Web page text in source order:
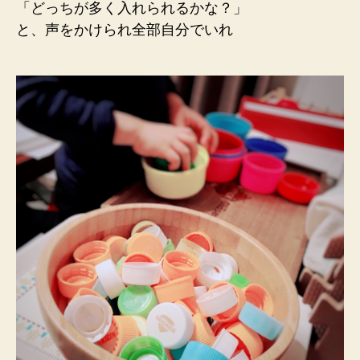
「どっちが多く入れられるかな？」
と、声をかけられ全部自分でいれ